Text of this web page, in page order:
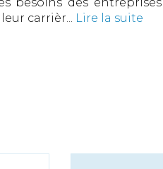
carrièr... Lire la suite